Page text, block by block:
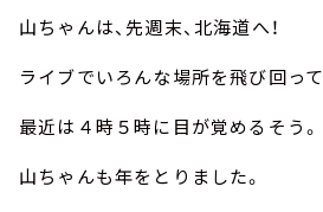
山ちゃんは、先週末、北海道へ！
ライブでいろんな場所を飛び回っ
最近は４時５時に目が覚めるそう。
山ちゃんも年をとりました。